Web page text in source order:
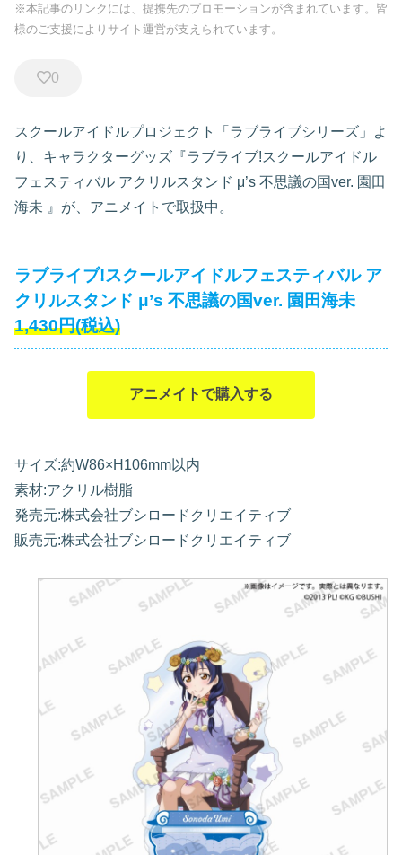
※本記事のリンクには、提携先のプロモーションが含まれています。皆
様のご支援によりサイト運営が支えられています。
0
スクールアイドルプロジェクト「ラブライブシリーズ」よ
り、キャラクターグッズ『ラブライブ!スクールアイドル
フェスティバル アクリルスタンド μ’s 不思議の国ver. 園田
海未 』が、アニメイトで取扱中。
ラブライブ!スクールアイドルフェスティバル ア
クリルスタンド μ’s 不思議の国ver. 園田海未
1,430円(税込)
アニメイトで購入する
サイズ:約W86×H106mm以内
素材:アクリル樹脂
発売元:株式会社ブシロードクリエイティブ
販売元:株式会社ブシロードクリエイティブ